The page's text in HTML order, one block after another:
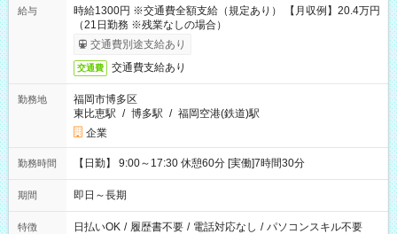
給与
時給1300円 ※交通費全額支給（規定あり） 【月収例】20.4万円
（21日勤務 ※残業なしの場合）
交通費別途支給あり
交通費 交通費支給あり
勤務地
福岡市博多区
東比恵駅 / 博多駅 / 福岡空港(鉄道)駅
企業
勤務時間 【日勤】 9:00～17:30 休憩60分 [実働]7時間30分
期間 即日～長期
特徴 日払いOK / 履歴書不要 / 電話対応なし / パソコンスキル不要